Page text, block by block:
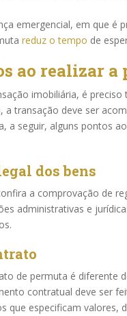
emergencial, em que é
reduz o tempo de
ao realizar a
imobiliária, é
a transação deve ser
a seguir, alguns pontos
dos bens
a comprovação de
administrativas e
de permuta é diferente
contratual deve ser
que especificam valores,